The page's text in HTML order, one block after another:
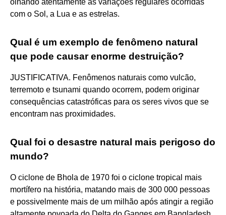
com o Sol, a Lua e as estrelas.
Qual é um exemplo de fenômeno natural
que pode causar enorme destruição?
JUSTIFICATIVA. Fenômenos naturais como vulcão,
terremoto e tsunami quando ocorrem, podem originar
consequências catastróficas para os seres vivos que se
encontram nas proximidades.
Qual foi o desastre natural mais perigoso do
mundo?
O ciclone de Bhola de 1970 foi o ciclone tropical mais
mortífero na história, matando mais de 300 000 pessoas
e possivelmente mais de um milhão após atingir a região